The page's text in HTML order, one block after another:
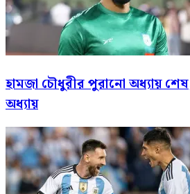
হামজা চৌধুরীর পুরানো অধ্যায়
অধ্যায়